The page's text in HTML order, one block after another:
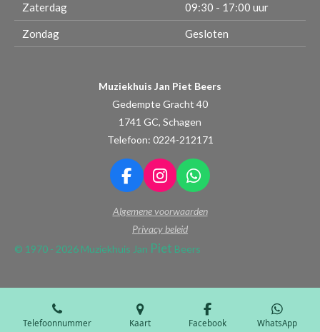
Zaterdag 09:30 - 17:00 uur
Zondag Gesloten
Muziekhuis Jan Piet Beers
Gedempte Gracht 40
1741 GC, Schagen
Telefoon: 0224-212171
F
a
c
b
k
I
n
s
t
a
a
W
h
a
s
p
Algemene voorwaarden
Privacy beleid
© 1970 - 2026 Muziekhuis Jan Piet Beers
Telefoonnummer Kaart Facebook WhatsApp